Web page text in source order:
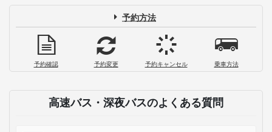
予約方法
予約確認 予約変更 予約キャンセル 乗車方法
高速バス・深夜バスのよくある質問